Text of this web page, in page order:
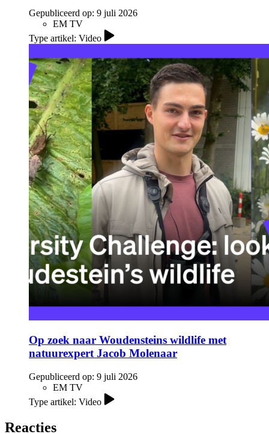
Gepubliceerd op: 9 juli 2026
EM TV
Type artikel: Video
Op zoek naar Woudensteins wildlife met
natuurexpert Jacob Molenaar
Gepubliceerd op: 9 juli 2026
EM TV
Type artikel: Video
Reacties